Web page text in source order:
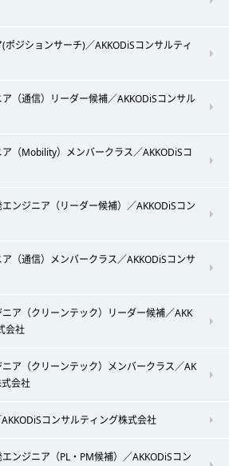
ジションサーチ)／AKKODiSコンサルティ
ア（通信）リーダー候補／AKKODiSコンサル
ア（Mobility）メンバークラス／AKKODiSコ
エンジニア（リーダー候補）／AKKODiSコン
ア（通信）メンバークラス／AKKODiSコンサ
ニア（クリーンテック）リーダー候補／AKK
会社
ニア（クリーンテック）メンバークラス／AK
会社
コンサルティング株式会社
エンジニア（PL・PM候補）／AKKODiSコン